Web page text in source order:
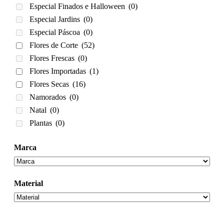
Especial Finados e Halloween (0)
Especial Jardins (0)
Especial Páscoa (0)
Flores de Corte (52)
Flores Frescas (0)
Flores Importadas (1)
Flores Secas (16)
Namorados (0)
Natal (0)
Plantas (0)
Marca
Material